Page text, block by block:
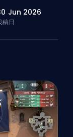
Jun 2026
稿日